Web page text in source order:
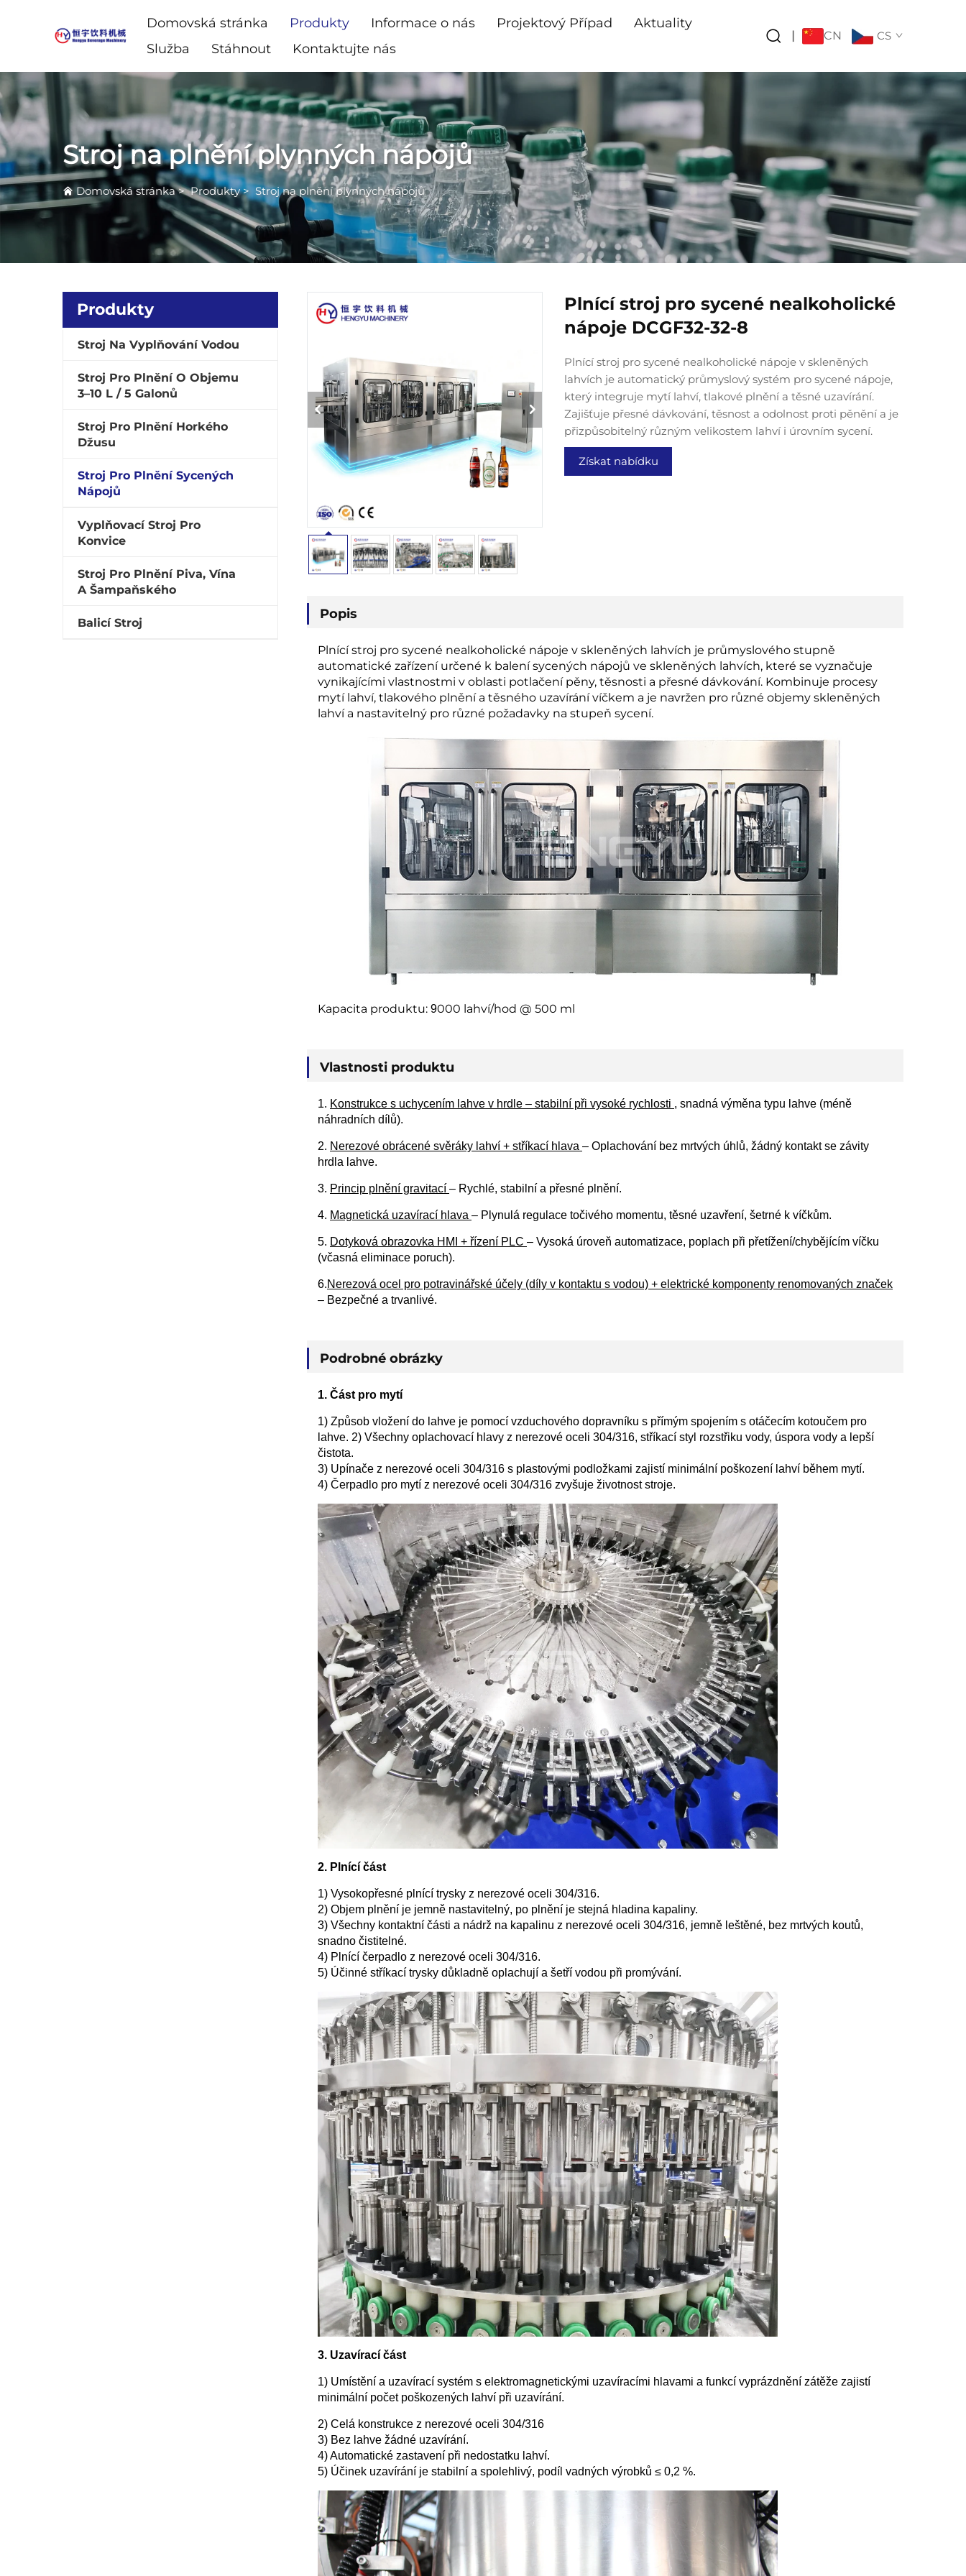
Domovská stránka Produkty Informace o nás Projektový Případ
Aktuality
Služba
Stáhnout Kontaktujte nás
| CN CS
Stroj na plnění plynných nápojů
Domovská stránka>Produkty> Stroj na plnění plynných nápojů
Produkty
Stroj Na Vyplňování Vodou
Stroj Pro Plnění O Objemu
3–10 L / 5 Galonů
Stroj Pro Plnění Horkého
Džusu
Stroj Pro Plnění Sycených
Nápojů
Vyplňovací Stroj Pro
Konvice
Stroj Pro Plnění Piva, Vína
A Šampaňského
Balicí Stroj
Plnící stroj pro sycené nealkoholické
nápoje DCGF32-32-8
Plnící stroj pro sycené nealkoholické nápoje v skleněných
lahvích je automatický průmyslový systém pro sycené nápoje,
který integruje mytí lahví, tlakové plnění a těsné uzavírání.
Zajišťuje přesné dávkování, těsnost a odolnost proti pěnění a je
přizpůsobitelný různým velikostem lahví i úrovním sycení.
Získat nabídku
Popis
Plnící stroj pro sycené nealkoholické nápoje v skleněných lahvích je průmyslového stupně
automatické zařízení určené k balení sycených nápojů ve skleněných lahvích, které se vyznačuje
vynikajícími vlastnostmi v oblasti potlačení pěny, těsnosti a přesné dávkování. Kombinuje procesy
mytí lahví, tlakového plnění a těsného uzavírání víčkem a je navržen pro různé objemy skleněných
lahví a nastavitelný pro různé požadavky na stupeň sycení.
Kapacita produktu: 9000 lahví/hod @ 500 ml
Vlastnosti produktu
1. Konstrukce s uchycením lahve v hrdle – stabilní při vysoké rychlosti , snadná výměna typu lahve (méně
náhradních dílů).
2. Nerezové obrácené svěráky lahví + stříkací hlava – Oplachování bez mrtvých úhlů, žádný kontakt se závity
hrdla lahve.
3. Princip plnění gravitací – Rychlé, stabilní a přesné plnění.
4. Magnetická uzavírací hlava – Plynulá regulace točivého momentu, těsné uzavření, šetrné k víčkům.
5. Dotyková obrazovka HMI + řízení PLC – Vysoká úroveň automatizace, poplach při přetížení/chybějícím víčku
(včasná eliminace poruch).
6.Nerezová ocel pro potravinářské účely (díly v kontaktu s vodou) + elektrické komponenty renomovaných značek
– Bezpečné a trvanlivé.
Podrobné obrázky
1. Část pro mytí
1) Způsob vložení do lahve je pomocí vzduchového dopravníku s přímým spojením s otáčecím kotoučem pro
lahve. 2) Všechny oplachovací hlavy z nerezové oceli 304/316, stříkací styl rozstřiku vody, úspora vody a lepší
čistota.
3) Upínače z nerezové oceli 304/316 s plastovými podložkami zajistí minimální poškození lahví během mytí.
4) Čerpadlo pro mytí z nerezové oceli 304/316 zvyšuje životnost stroje.
2. Plnící část
1) Vysokopřesné plnící trysky z nerezové oceli 304/316.
2) Objem plnění je jemně nastavitelný, po plnění je stejná hladina kapaliny.
3) Všechny kontaktní části a nádrž na kapalinu z nerezové oceli 304/316, jemně leštěné, bez mrtvých koutů,
snadno čistitelné.
4) Plnící čerpadlo z nerezové oceli 304/316.
5) Účinné stříkací trysky důkladně oplachují a šetří vodou při promývání.
3. Uzavírací část
1) Umístění a uzavírací systém s elektromagnetickými uzavíracími hlavami a funkcí vyprázdnění zátěže zajistí
minimální počet poškozených lahví při uzavírání.
2) Celá konstrukce z nerezové oceli 304/316
3) Bez lahve žádné uzavírání.
4) Automatické zastavení při nedostatku lahví.
5) Účinek uzavírání je stabilní a spolehlivý, podíl vadných výrobků ≤ 0,2 %.